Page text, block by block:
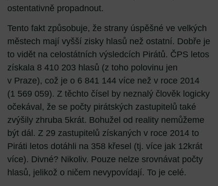
ostentativně propadnout.
Tento fakt způsobuje, že strany úspěšné ve velkých
městech mají vyšší zisky hlasů než ostatní. Dobře je
to vidět na celostátních výsledcích Pirátů. ČPS letos
získala 8 410 203 hlasů (z toho polovinu jen
v Praze), což je o 6 841 144 více než v roce 2014
(1 569 059). Z těchto čísel by neznalý člověk logicky
očekával, že se počty pirátských zastupitelů také
zvýšily zhruba 5krát. Bohužel od reality nemůžeme
být dál. Z 29 zastupitelů získaných v roce 2014 to
Piráti letos dotáhli na 358 křesel (tj. více jak 12krát
více). Divné? Nikoliv. Pouze nelze srovnávat počty
hlasů, jelikož o ničem nevypovídají. To je celé.